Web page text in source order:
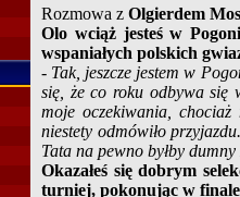
Rozmowa z Olgierdem
Olo wciąż jesteś w
wspaniałych polskich
- Tak, jeszcze jestem w
się, że co roku odbywa się
moje oczekiwania,
niestety odmówiło
Tata na pewno byłby
Okazałeś się dobrym
turniej, pokonując w